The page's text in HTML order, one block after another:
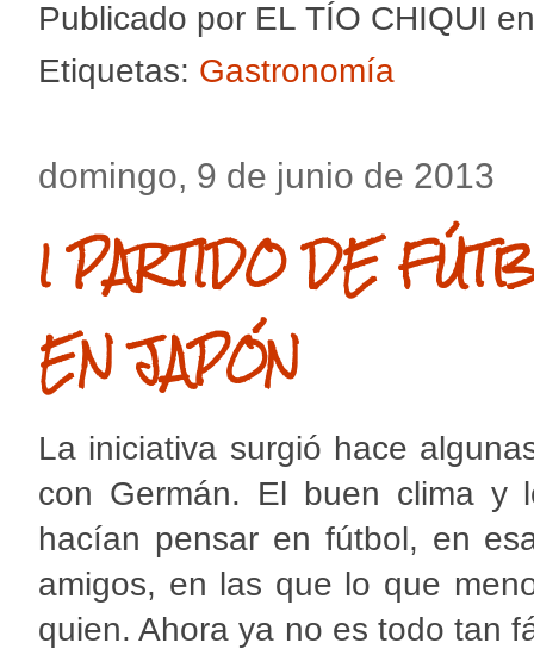
Publicado por EL TÍO CHIQUI
Etiquetas: Gastronomía
domingo, 9 de junio de 2013
I PARTIDO DE
EN JAPÓN
La iniciativa surgió hace
con Germán. El buen clima y
hacían pensar en fútbol, en
amigos, en las que lo que
quien. Ahora ya no es todo tan